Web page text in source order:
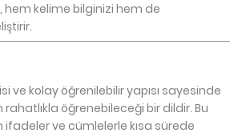
hem kelime bilginizi hem de
ve kolay öğrenilebilir yapısı sayesinde
öğrenebileceği bir dildir. Bu
ve cümlelerle kısa sürede